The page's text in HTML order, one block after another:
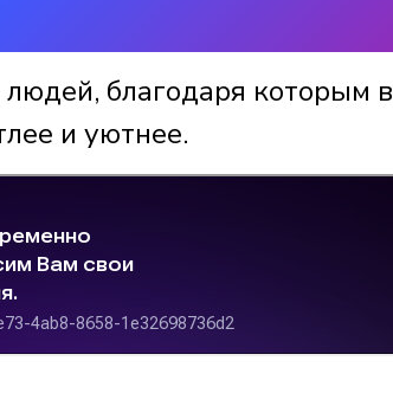
благодаря которым в
и уютнее.